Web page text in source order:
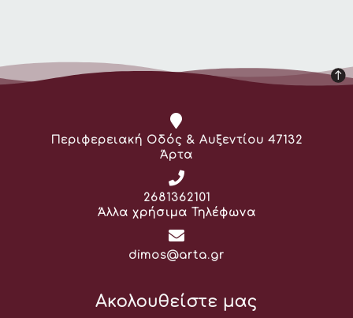
Διεύθυνση:
Περιφερειακή Οδός & Αυξεντίου 47132
Άρτα
Τηλέφωνο:
2681362101
Άλλα χρήσιμα Τηλέφωνα
Email:
dimos@arta.gr
Ακολουθείστε μας